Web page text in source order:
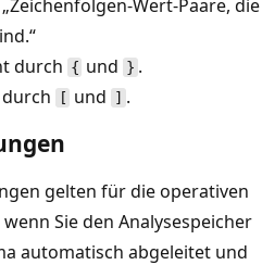
„Zeichenfolgen-Wert-Paare, die
durch { und } .
durch
[ und ] .
gelten für die operativen
Sie den Analysespeicher
automatisch abgeleitet und